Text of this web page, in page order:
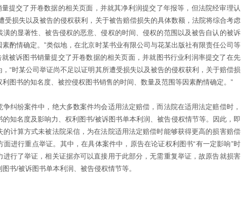
提交了开卷数据的相关页面，并就其净利润提交了年报等，但法院经审理认
受损失以及被告的侵权获利，关于被告赔偿损失的具体数额，法院将综合考虑
潢的显著性、被告侵权的恶意、侵权的时间、侵权的范围以及被告自认的被诉
酌情确定。”类似地，在北京时某书业有限公司与花某出版社有限责任公司等
被诉图书销量提交了开卷数据的相关页面，并就图书行业利润率提交了在先
“时某公司举证尚不足以证明其所遭受损失以及被告的侵权获利，关于赔偿损
图书的知名度、被控侵权图书销售的时间、数量及范围等因素酌情确定。”
纠纷案件中，绝大多数案件均会适用法定赔偿，而法院在适用法定赔偿时，
知名度及影响力、权利图书/被诉图书单本利润、被告侵权情节等。因此，即
计算方式未被法院采信，为在法院适用法定赔偿时能够获得更高的损害赔偿
进行重点举证。其中，在具体案件中，原告在论证权利图书“有一定影响”时
进行了举证，相关证据亦可以直接用于此部分，无需重复举证，故原告就损害
书/被诉图书单本利润、被告侵权情节等。